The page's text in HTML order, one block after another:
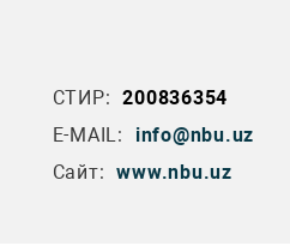
СТИР: 200836354
E-MAIL:
info@nbu.uz
Сайт: www.nbu.uz